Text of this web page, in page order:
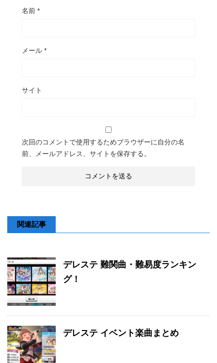
名前 *
メール *
サイト
次回のコメントで使用するためブラウザーに自分の名
前、メールアドレス、サイトを保存する。
関連記事
デレステ 難関曲・難易度ランキン
グ！
デレステ イベント楽曲まとめ